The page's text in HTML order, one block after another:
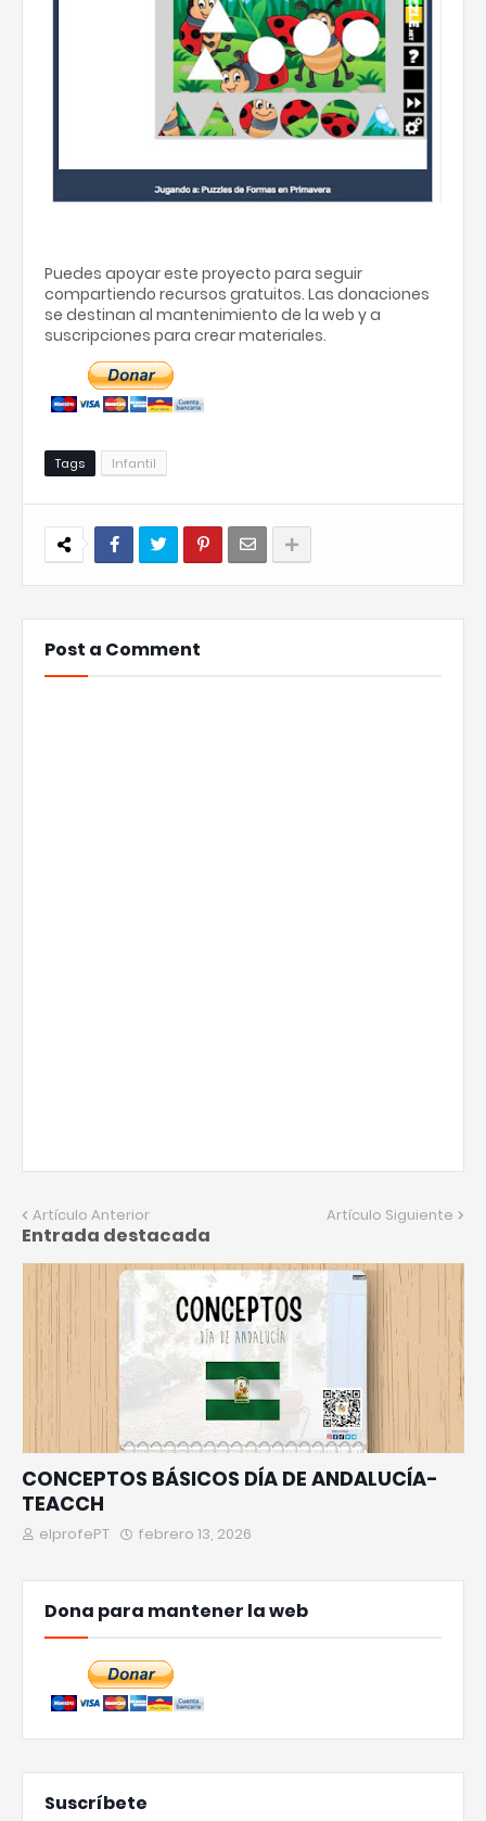
Puedes apoyar este proyecto para seguir
compartiendo recursos gratuitos. Las donaciones
se destinan al mantenimiento de la web y a
suscripciones para crear materiales.
Tags Infantil
Post a Comment
Artículo Anterior Artículo Siguiente
Entrada destacada
CONCEPTOS BÁSICOS DÍA DE ANDALUCÍA-
TEACCH
elprofePT febrero 13, 2026
Dona para mantener la web
Suscríbete